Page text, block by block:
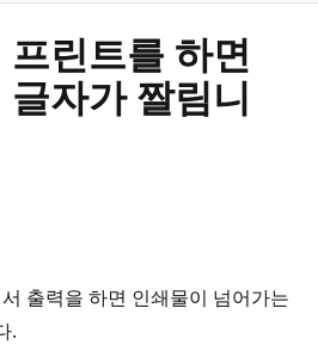
린트를 하면
자가 짤림니
출력을 하면 인쇄물이 넘어가는
.